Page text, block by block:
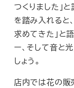
つくりました」
を踏み入れると
求めてきた」と
ー、そして音と
しょう。
店内では花の販